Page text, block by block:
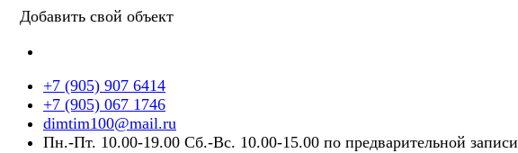
Добавить свой объект
+7 (905) 907 6414
+7 (905) 067 1746
dimtim100@mail.ru
Пн.-Пт. 10.00-19.00 Сб.-Вс. 10.00-15.00 по предварительной записи